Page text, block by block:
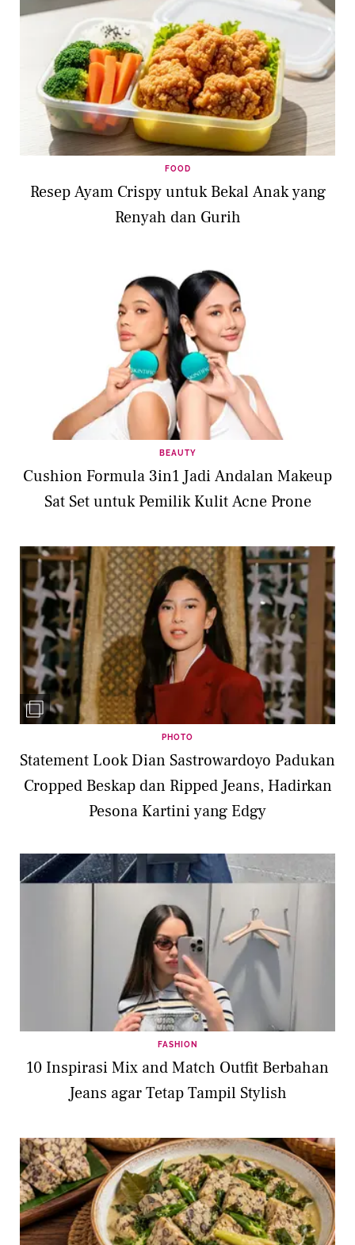
FOOD
Resep Ayam Crispy untuk Bekal Anak yang
Renyah dan Gurih
BEAUTY
Cushion Formula 3in1 Jadi Andalan Makeup
Sat Set untuk Pemilik Kulit Acne Prone
PHOTO
Statement Look Dian Sastrowardoyo Padukan
Cropped Beskap dan Ripped Jeans, Hadirkan
Pesona Kartini yang Edgy
FASHION
10 Inspirasi Mix and Match Outfit Berbahan
Jeans agar Tetap Tampil Stylish